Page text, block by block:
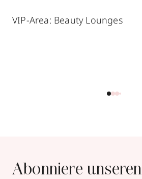
VIP-Area: Beauty Lounges
Abonniere unseren